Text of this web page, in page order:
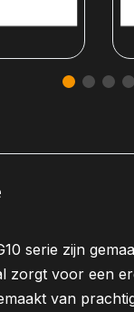
serie zijn
zorgt voor een
van